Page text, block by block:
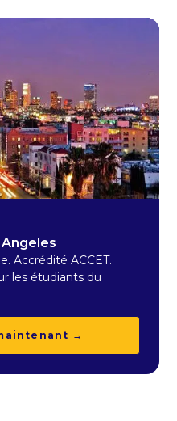
Accrédité ACCET.
les étudiants du
→